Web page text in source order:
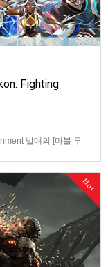
Fighting
발매의 [마블 투
Hot